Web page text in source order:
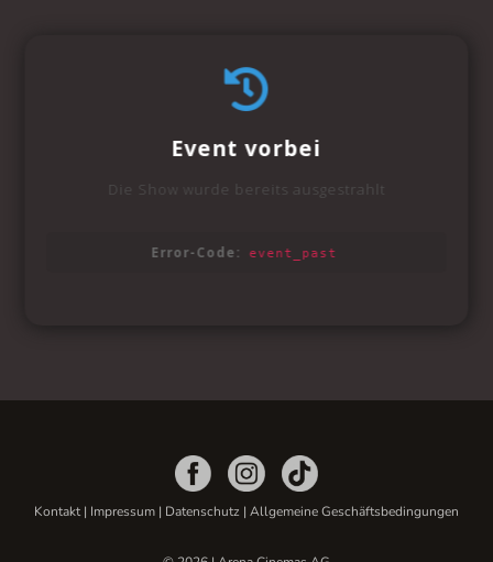
Kontakt| Impressum | Datenschutz | Allgemeine Geschäftsbedingungen